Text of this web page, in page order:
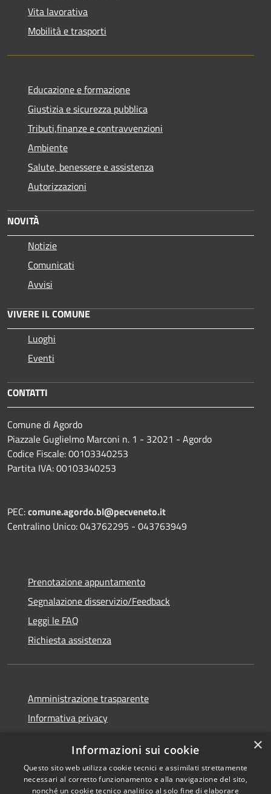
Vita lavorativa
Mobilità e trasporti
Educazione e formazione
Giustizia e sicurezza pubblica
Tributi,finanze e contravvenzioni
Ambiente
Salute, benessere e assistenza
Autorizzazioni
NOVITÀ
Notizie
Comunicati
Avvisi
VIVERE IL COMUNE
Luoghi
Eventi
CONTATTI
Comune di Agordo
Piazzale Guglielmo Marconi n. 1 - 32021 - Agordo
Codice Fiscale: 00103340253
Partita IVA: 00103340253
PEC:comune.agordo.bl@pecveneto.it
Centralino Unico: 043762295 - 043763949
Prenotazione appuntamento
Segnalazione disservizio/Feedback
Leggi le FAQ
Richiesta assistenza
Amministrazione trasparente
Informativa privacy
Dichiarazione di accessibilità
×
Informazioni sui cookie
Questo sito web utilizza cookie tecnici e assimilati strettamente
necessari al corretto funzionamento e alla navigazione del sito,
nonché un cookie tecnico analitico al solo fine di elaborare